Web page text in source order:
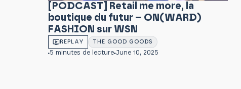
[PODCAST] Retail me more, la
boutique du futur – ON(WARD)
FASHION sur WSN
REPLAY THE GOOD GOODS
5 minutes de lecture June 10, 2025